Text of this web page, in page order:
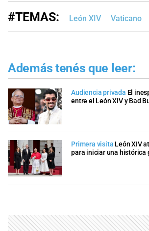
#TEMAS: León XIV Vaticano
Además tenés que leer:
Audiencia privada El
entre el León XIV y Bad
Primera visita León XIV
para iniciar una histórica